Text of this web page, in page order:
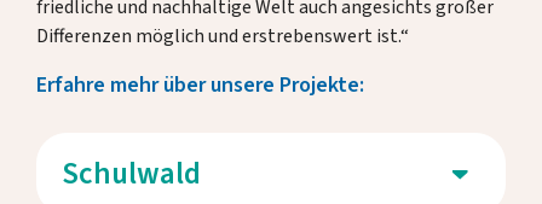
friedliche und nachhaltige Welt auch angesichts großer
Differenzen möglich und erstrebenswert ist.“
Erfahre mehr über unsere Projekte:
Schulwald